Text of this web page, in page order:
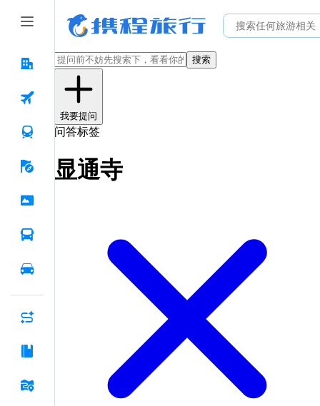
搜索
我要提问
问答标签
显通寺